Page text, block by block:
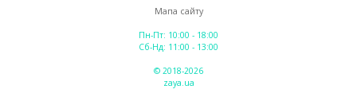
Мапа сайту
Пн-Пт: 10:00 - 18:00
Сб-Нд: 11:00 - 13:00
© 2018-2026
zaya.ua